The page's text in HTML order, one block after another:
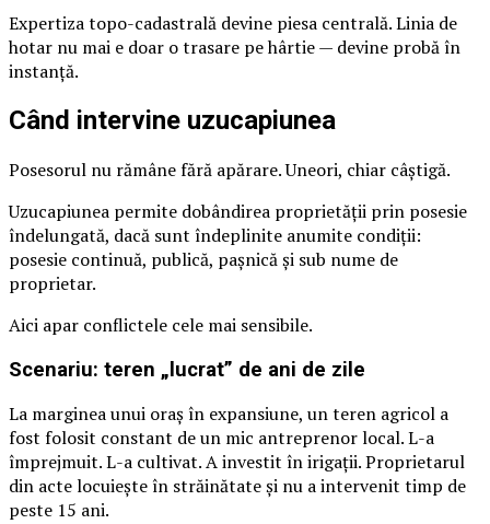
Expertiza topo-cadastrală devine piesa centrală. Linia de
hotar nu mai e doar o trasare pe hârtie — devine probă în
instanță.
Când intervine uzucapiunea
Posesorul nu rămâne fără apărare. Uneori, chiar câștigă.
Uzucapiunea permite dobândirea proprietății prin posesie
îndelungată, dacă sunt îndeplinite anumite condiții:
posesie continuă, publică, pașnică și sub nume de
proprietar.
Aici apar conflictele cele mai sensibile.
Scenariu: teren „lucrat” de ani de zile
La marginea unui oraș în expansiune, un teren agricol a
fost folosit constant de un mic antreprenor local. L-a
împrejmuit. L-a cultivat. A investit în irigații. Proprietarul
din acte locuiește în străinătate și nu a intervenit timp de
peste 15 ani.